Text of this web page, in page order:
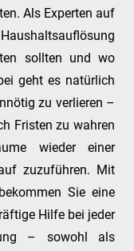
Als Experten auf
sollten und wo
geht es natürlich
zu verlieren –
Fristen zu wahren
wieder einer
zuzuführen. Mit
Sie eine
Hilfe bei jeder
– sowohl als